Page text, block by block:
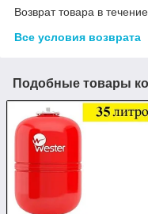
Возврат товара в
Все условия возврата
Подобные товары